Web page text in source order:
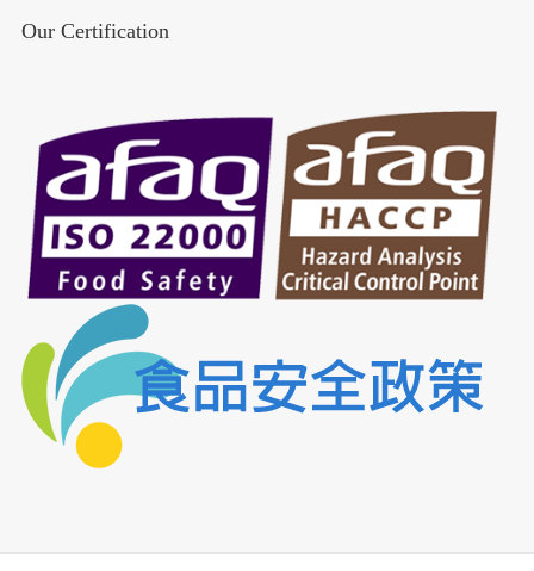
Our Certification